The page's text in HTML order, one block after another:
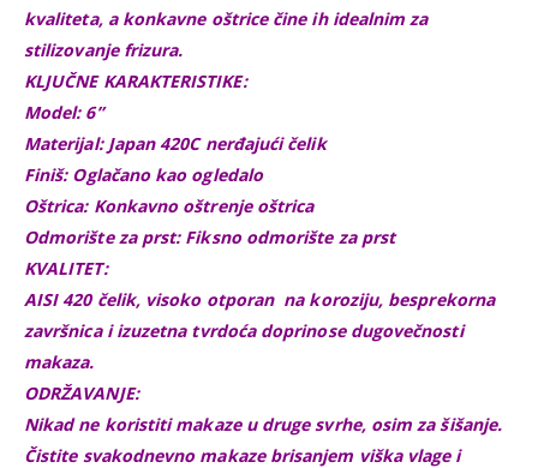
kvaliteta, a konkavne oštrice čine ih idealnim za
stilizovanje frizura.
KLJUČNE KARAKTERISTIKE:
Model: 6”
Materijal: Japan 420C nerđajući čelik
Finiš: Oglačano kao ogledalo
Oštrica: Konkavno oštrenje oštrica
Odmorište za prst: Fiksno odmorište za prst
KVALITET:
AISI 420 čelik, visoko otporan na koroziju, besprekorna
završnica i izuzetna tvrdoća doprinose dugovečnosti
makaza.
ODRŽAVANJE:
Nikad ne koristiti makaze u druge svrhe, osim za šišanje.
Čistite svakodnevno makaze brisanjem viška vlage i